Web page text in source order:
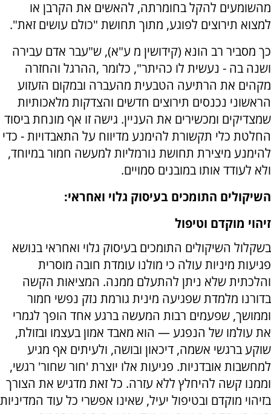
מהשומעים להקל בחומרתה, להאשים את הקרבן או
למצוא תירוצים לפוגע, מתוך תחושת "כולם עושים זאת".
כך מסביר רב הונא (קידושין מ ע"א), ש"עבר אדם עבירה
ושנה בה - נעשית לו כהיתר", כלומר ,ההרגל והחזרה
מקהים את הרתיעה הטבעית מהעברה ובמקום הזעזוע
הראשוני נכנסים תירוצים חדשים והצדקות מלאכותיות
שמצדיקים ומכשירים את העניין. גישה זו אף מונחת ביסוד
החלטת כלי תקשורת להימנע מדיווח על התאבדויות - כדי
להימנע מיצירת תחושת נורמליות למעשה חמור במיוחד,
ולא לעודד אותו במובנים סמויים.
השיקולים התומכים בעיסוק גלוי ואחראי:
זיהוי מוקדם וטיפול
בשקלול השיקולים התומכים בעיסוק גלוי ואחראי בנושא
פגיעות מיניות עולה כי מולנו עומדת חובה מוסרית
והלכתית שלא ניתן להתעלם ממנה. המציאות הקשה
בדורנו מלמדת שפגיעה מינית גורמת נזק נפשי חמור
וממושך, שפעמים רבות המעשה ברגע אחד הופך לגמרי
את עולמו של הנפגע — הוא מאבד אמון בעצמו ובזולת,
שוקע ברגשי אשמה, דיכאון ובושה, ולעיתים אף מגיע
למחשבות אובדניות. פגיעות אלו יוצרת 'חור שחור' רגשי,
וממנו קשה להיחלץ ללא עזרה. כל זאת מדגיש את הצורך
בזיהוי מוקדם ובטיפול יעיל, שאינו אפשרי כל עוד המדיניות